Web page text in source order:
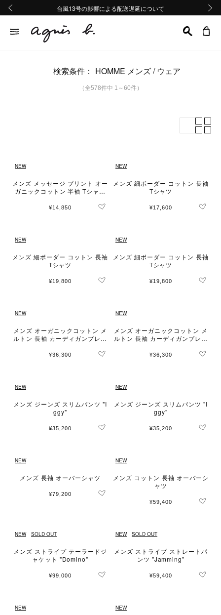
熊本地域地震の影響による配送遅延について
Summer Sale 2buy10%OFF!!
台風13号の影響による配送遅延について
熊本地域地震の影響による配送遅延について
Summer Sale 2buy10%OFF!!
検索条件： HOMME メンズ ウェア
（全578件中 1～60件）
NEW
メンズ メッセージ プリント オー
ガニックコットン 半袖 Tシャツ
¥14,850
NEW
メンズ 細ボーダー コットン 長袖
Tシャツ
¥17,600
NEW
メンズ 細ボーダー コットン 長袖
Tシャツ
¥19,800
NEW
メンズ 細ボーダー コットン 長袖
Tシャツ
¥19,800
NEW
メンズ オーガニックコットン メ
ルトン 長袖 カーディガンプレッ
e]
¥36,300
NEW
メンズ オーガニックコットン メ
ルトン 長袖 カーディガンプレッ
e]
¥36,300
NEW
メンズ ジーンズ スリムパンツ "I
ggy"
¥35,200
NEW
メンズ ジーンズ スリムパンツ "I
ggy"
¥35,200
NEW
メンズ 長袖 オーバーシャツ
¥79,200
NEW
メンズ コットン 長袖 オーバーシ
ャツ
¥59,400
NEW SOLD OUT
メンズ ストライプ テーラードジ
ャケット "Domino"
¥99,000
NEW SOLD OUT
メンズ ストライプ ストレートパ
ンツ "Jamming"
¥59,400
NEW NEW